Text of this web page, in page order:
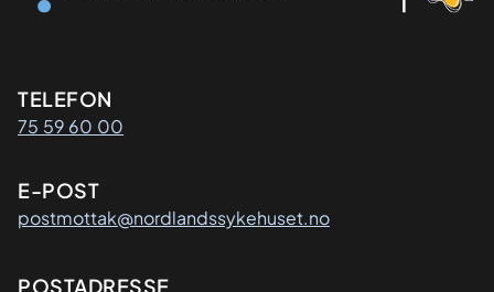
Kontaktinformasjon
TELEFON
75 59 60 00
E-POST
postmottak@nordlandssykehuset.no
POSTADRESSE